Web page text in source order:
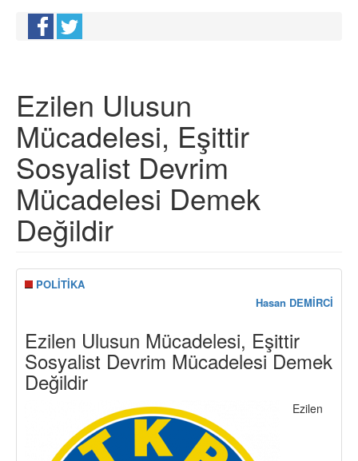
Ezilen Ulusun
Mücadelesi, Eşittir
Sosyalist Devrim
Mücadelesi Demek
Değildir
POLİTİKA
Hasan DEMİRCİ
Ezilen Ulusun Mücadelesi, Eşittir
Sosyalist Devrim Mücadelesi Demek
Değildir
Ezilen